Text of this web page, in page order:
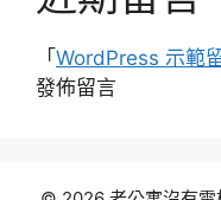
「WordPress 示範
發佈留言